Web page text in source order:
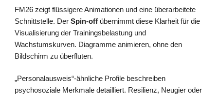
FM26 zeigt flüssigere Animationen und eine überarbeitete
Schnittstelle. Der Spin-off übernimmt diese Klarheit für die
Visualisierung der Trainingsbelastung und
Wachstumskurven. Diagramme animieren, ohne den
Bildschirm zu überfluten.
„Personalausweis“-ähnliche Profile beschreiben
psychosoziale Merkmale detailliert. Resilienz, Neugier oder